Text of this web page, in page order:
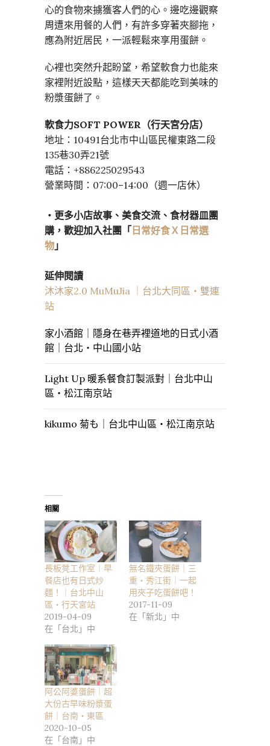
心的食物來擄獲客人們的心。邊吃邊觀察
周遭來用餐的人們，有許多穿著夾腳拖，
應為附近居民，一派輕鬆來享用蛋餅。
心裡也突然升起盼望，希望軟食力也能來
家裡附近設點，這樣天天都能吃到美味的
粉漿蛋餅了。
軟食力SOFT POWER（行天宮分店）
地址：10491台北市中山區民權東路二段
135巷30弄21號
電話：+886225029543
營業時間：07:00–14:00（週一店休）
・更多小店故事、美食交流、食材器皿團
購，歡迎加入社團「 日常好食Ｘ日常選
物 」
延伸閱讀
沐沐家2.0 MuMuJia ｜台北大同區・雙連
站
家小酒館｜隱身在巷弄裡道地的日式小酒
館｜台北・中山國小站
Light Up 暖系餐食訂製派對｜台北中山
區・松江南京站
kikumo 菊も｜台北中山區・松江南京站
相關
長板凳工作室｜早
餐店也有日式炒
麵！｜台北中山
區・行天宮站
2019-04-09
在「台北」中
無名鐵夾蛋餅｜三
重・秀江街｜一起
用夾子吃蛋餅吧！
2017-11-09
在「新北」中
阿公阿婆蛋餅｜超
大份古早味粉漿蛋
餅｜台南・東區
2020-10-05
在「台南」中